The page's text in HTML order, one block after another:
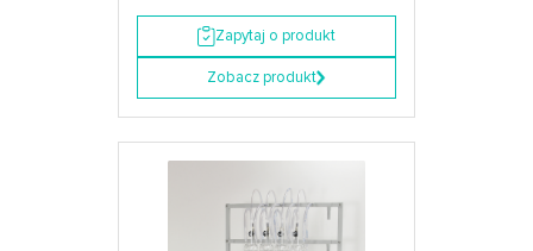
Zapytaj o produkt
Zobacz produkt